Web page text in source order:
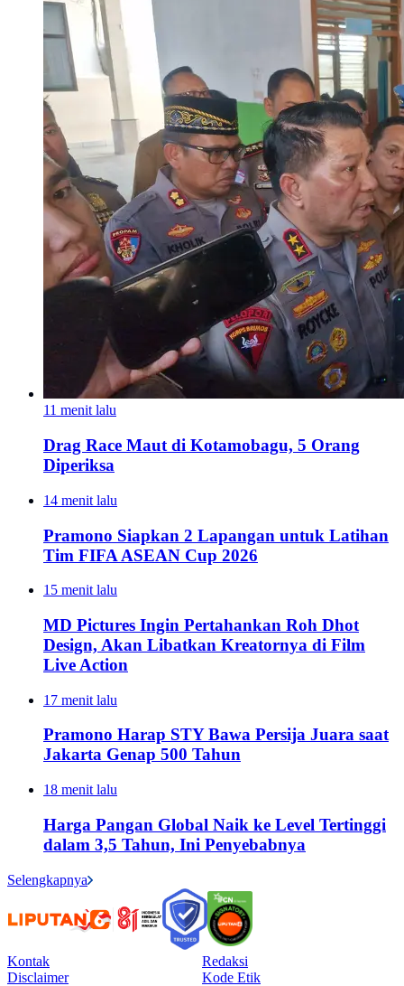
11 menit lalu
Drag Race Maut di Kotamobagu, 5 Orang
Diperiksa
14 menit lalu
Pramono Siapkan 2 Lapangan untuk Latihan
Tim FIFA ASEAN Cup 2026
15 menit lalu
MD Pictures Ingin Pertahankan Roh Dhot
Design, Akan Libatkan Kreatornya di Film
Live Action
17 menit lalu
Pramono Harap STY Bawa Persija Juara saat
Jakarta Genap 500 Tahun
18 menit lalu
Harga Pangan Global Naik ke Level Tertinggi
dalam 3,5 Tahun, Ini Penyebabnya
Selengkapnya
Kontak
Redaksi
Disclaimer
Kode Etik